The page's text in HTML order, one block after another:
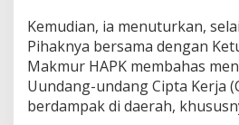
Kemudian, ia menuturkan,
Pihaknya bersama dengan
Makmur HAPK membahas
Uundang-undang Cipta Kerja
berdampak di daerah,